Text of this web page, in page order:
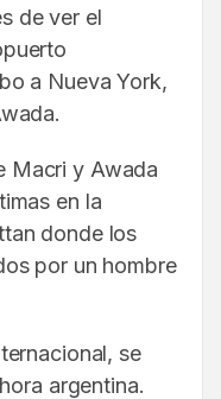
de ver el
a Nueva York,
Macri y Awada
en la
donde los
por un hombre
se
argentina.